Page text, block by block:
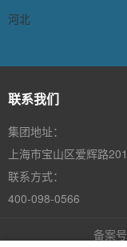
河北
联系我们
集团地址：
上海市宝山区爱辉路
联系方式：
400-098-0566
备案号